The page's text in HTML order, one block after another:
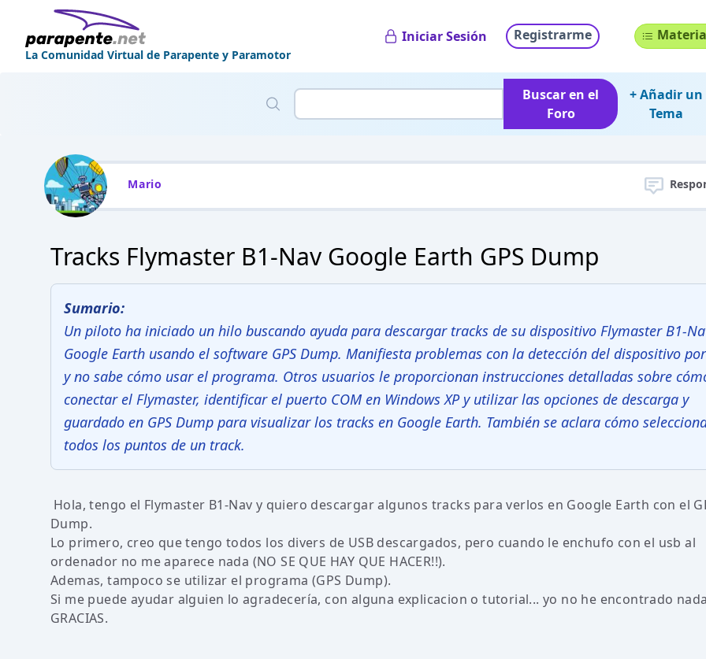
La Comunidad Virtual de Parapente y Paramotor
Iniciar Sesión Registrarme
Buscar en el
Foro
+ Añadir un
Tema
Mario
Tracks Flymaster B1-Nav Google Earth GPS Dump
Sumario:
Un piloto ha iniciado un hilo buscando ayuda para descargar tracks de su dispositivo Flymaster B1-
Google Earth usando el software GPS Dump. Manifiesta problemas con la detección del dispositivo
y no sabe cómo usar el programa. Otros usuarios le proporcionan instrucciones detalladas sobre
conectar el Flymaster, identificar el puerto COM en Windows XP y utilizar las opciones de descarga y
guardado en GPS Dump para visualizar los tracks en Google Earth. También se aclara cómo
todos los puntos de un track.
Hola, tengo el Flymaster B1-Nav y quiero descargar algunos tracks para verlos en Google Earth con el
Dump.
Lo primero, creo que tengo todos los divers de USB descargados, pero cuando le enchufo con el usb al
ordenador no me aparece nada (NO SE QUE HAY QUE HACER!!).
Ademas, tampoco se utilizar el programa (GPS Dump).
Si me puede ayudar alguien lo agradecería, con alguna explicacion o tutorial... yo no he encontrado
GRACIAS.